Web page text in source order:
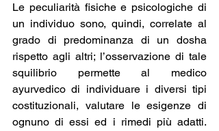
Le peculiarità fisiche e psicologiche di
un individuo sono, quindi, correlate al
grado di predominanza di un dosha
rispetto agli altri; l’osservazione di tale
squilibrio permette al medico
ayurvedico di individuare i diversi tipi
costituzionali, valutare le esigenze di
ognuno di essi ed i rimedi più adatti.